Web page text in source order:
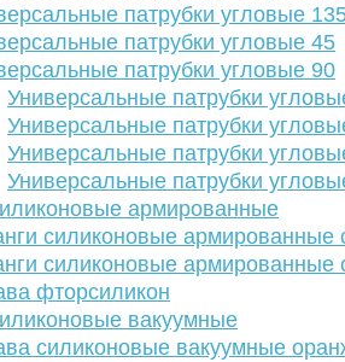
патрубки угловые
патрубки угловые 45
патрубки угловые 90
Универсальные патрубки
Универсальные патрубки
Универсальные патрубки
Универсальные патрубки
армированные
силиконовые армированные
силиконовые армированные
фторсиликон
вакуумные
силиконовые вакуумные